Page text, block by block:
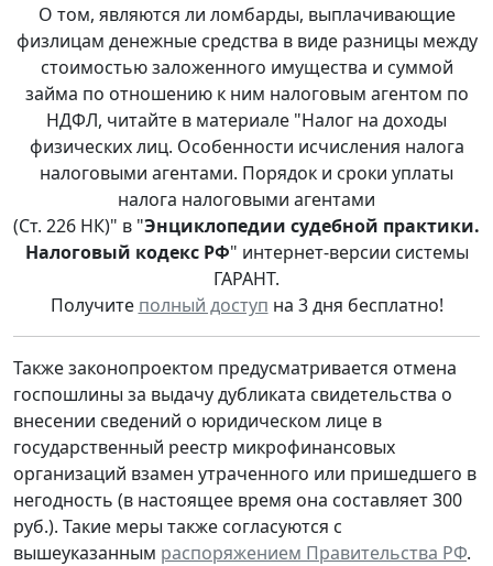
О том, являются ли ломбарды, выплачивающие
физлицам денежные средства в виде разницы между
стоимостью заложенного имущества и суммой
займа по отношению к ним налоговым агентом по
НДФЛ, читайте в материале "Налог на доходы
физических лиц. Особенности исчисления налога
налоговыми агентами. Порядок и сроки уплаты
налога налоговыми агентами
(Ст. 226 НК)" в "Энциклопедии судебной практики.
Налоговый кодекс РФ" интернет-версии системы
ГАРАНТ.
Получите полный доступ на 3 дня бесплатно!
Также законопроектом предусматривается отмена
госпошлины за выдачу дубликата свидетельства о
внесении сведений о юридическом лице в
государственный реестр микрофинансовых
организаций взамен утраченного или пришедшего в
негодность (в настоящее время она составляет 300
руб.). Такие меры также согласуются с
вышеуказанным распоряжением Правительства РФ.